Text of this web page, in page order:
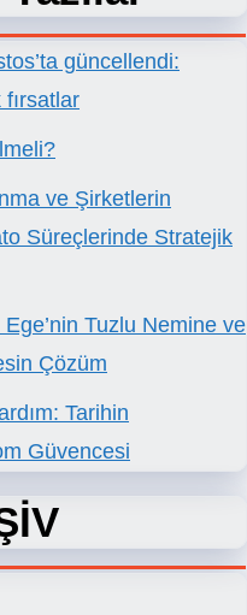
güncellendi:
ve Şirketlerin
Süreçlerinde Stratejik
Tuzlu Nemine ve
Çözüm
Tarihin
Güvencesi